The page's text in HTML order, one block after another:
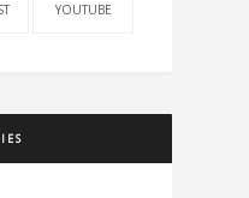
YOUTUBE